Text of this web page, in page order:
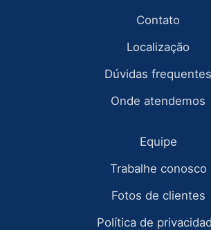
Contato
Localização
Dúvidas frequentes
Onde atendemos
Equipe
Trabalhe conosco
Fotos de clientes
Política de